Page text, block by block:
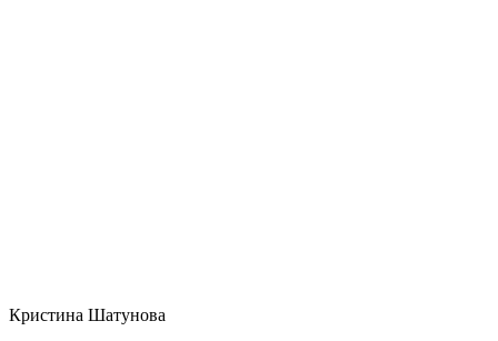
Кристина Шатунова